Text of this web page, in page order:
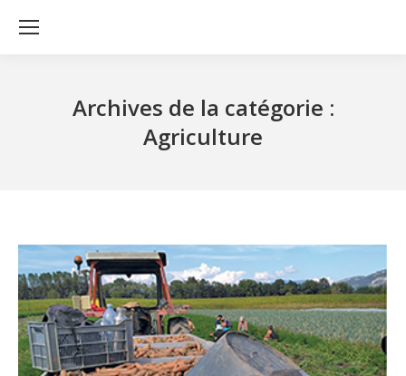
Archives de la catégorie :
Agriculture